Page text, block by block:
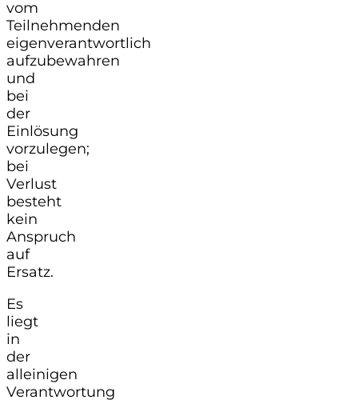
vom
Teilnehmenden
eigenverantwortlich
aufzubewahren
und
bei
der
Einlösung
vorzulegen;
bei
Verlust
besteht
kein
Anspruch
auf
Ersatz.
Es
liegt
in
der
alleinigen
Verantwortung